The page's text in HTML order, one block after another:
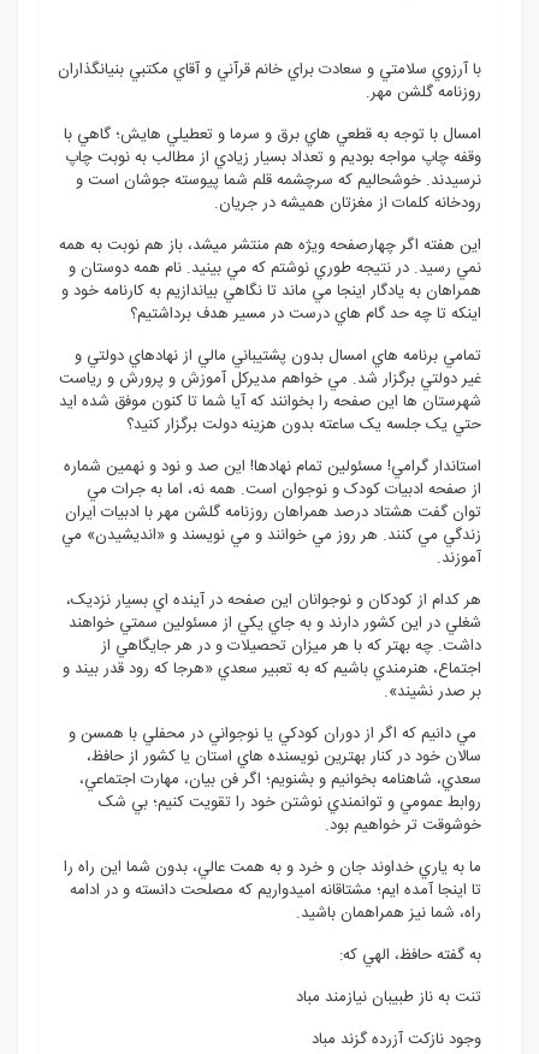
با آرزوي سلامتي و سعادت براي خانم قرآني و آقاي مکتبي بنيانگذاران
روزنامه گلشن مهر.
امسال با توجه به قطعي هاي برق و سرما و تعطيلي هايش؛ گاهي با
وقفه چاپ مواجه بوديم و تعداد بسيار زيادي از مطالب به نوبت چاپ
نرسيدند. خوشحاليم که سرچشمه قلم شما پيوسته جوشان است و
رودخانه کلمات از مغزتان هميشه در جريان.
اين هفته اگر چهارصفحه ويژه هم منتشر ميشد، باز هم نوبت به همه
نمي رسيد. در نتيجه طوري نوشتم که مي بينيد. نام همه دوستان و
همراهان به يادگار اينجا مي ماند تا نگاهي بياندازيم به کارنامه خود و
اينکه تا چه حد گام هاي درست در مسير هدف برداشتيم؟
تمامي برنامه هاي امسال بدون پشتيباني مالي از نهادهاي دولتي و
غير دولتي برگزار شد. مي خواهم مديرکل آموزش و پرورش و رياست
شهرستان ها اين صفحه را بخوانند که آيا شما تا کنون موفق شده ايد
حتي يک جلسه يک ساعته بدون هزينه دولت برگزار کنيد؟
استاندار گرامي! مسئولين تمام نهادها! اين صد و نود و نهمين شماره
از صفحه ادبيات کودک و نوجوان است. همه نه، اما به جرات مي
توان گفت هشتاد درصد همراهان روزنامه گلشن مهر با ادبيات ايران
زندگي مي کنند. هر روز مي خوانند و مي نويسند و «انديشيدن» مي
آموزند.
هر کدام از کودکان و نوجوانان اين صفحه در آينده اي بسيار نزديک،
شغلي در اين کشور دارند و به جاي يکي از مسئولين سمتي خواهند
داشت. چه بهتر که با هر ميزان تحصيلات و در هر جايگاهي از
اجتماع، هنرمندي باشيم که به تعبير سعدي «هرجا که رود قدر بيند و
بر صدر نشيند».
مي دانيم که اگر از دوران کودکي يا نوجواني در محفلي با همسن و
سالان خود در کنار بهترين نويسنده هاي استان يا کشور از حافظ،
سعدي، شاهنامه بخوانيم و بشنويم؛ اگر فن بيان، مهارت اجتماعي،
روابط عمومي و توانمندي نوشتن خود را تقويت کنيم؛ بي شک
خوشوقت تر خواهيم بود.
ما به ياري خداوند جان و خرد و به همت عالي، بدون شما اين راه را
تا اينجا آمده ايم؛ مشتاقانه اميدواريم که مصلحت دانسته و در ادامه
راه، شما نيز همراهمان باشيد.
به گفته حافظ، الهي که:
تنت به ناز طبيبان نيازمند مباد
وجود نازکت آزرده گزند مباد